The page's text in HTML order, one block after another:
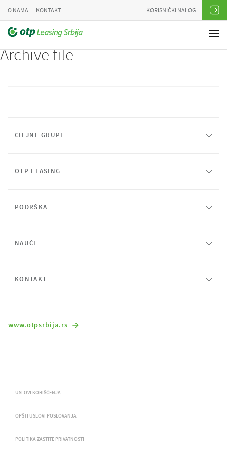
O NAMA KONTAKT KORISNIČKI NALOG
Archive file
CILJNE GRUPE
OTP LEASING
PODRŠKA
NAUČI
KONTAKT
www.otpsrbija.rs
USLOVI KORIŠĆENJA
OPŠTI USLOVI POSLOVANJA
POLITIKA ZAŠTITE PRIVATNOSTI